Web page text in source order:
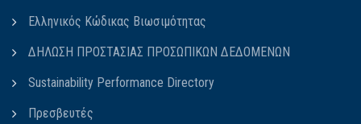
Ελληνικός Κώδικας Βιωσιμότητας
ΔΗΛΩΣΗ ΠΡΟΣΤΑΣΙΑΣ ΠΡΟΣΩΠΙΚΩΝ ΔΕΔΟΜΕΝΩΝ
Sustainability Performance Directory
Πρεσβευτές